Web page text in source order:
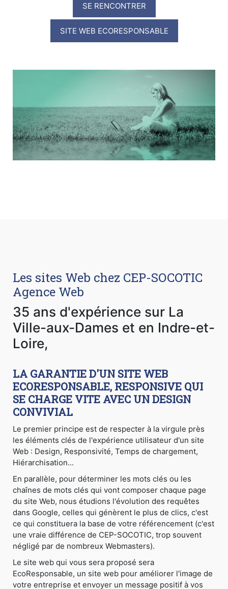
SE RENCONTRER
SITE WEB ECORESPONSABLE
Les sites Web chez CEP-SOCOTIC
Agence Web
35 ans d'expérience sur La
Ville-aux-Dames et en Indre-et-
Loire,
LA GARANTIE D'UN SITE WEB
ECORESPONSABLE, RESPONSIVE QUI
SE CHARGE VITE AVEC UN DESIGN
CONVIVIAL
Le premier principe est de respecter à la virgule près
les éléments clés de l'expérience utilisateur d'un site
Web : Design, Responsivité, Temps de chargement,
Hiérarchisation...
En parallèle, pour déterminer les mots clés ou les
chaînes de mots clés qui vont composer chaque page
du site Web, nous étudions l'évolution des requêtes
dans Google, celles qui génèrent le plus de clics, c'est
ce qui constituera la base de votre référencement (c'est
une vraie différence de CEP-SOCOTIC, trop souvent
négligé par de nombreux Webmasters).
Le site web qui vous sera proposé sera
EcoResponsable, un site web pour améliorer l'image de
votre entreprise et envoyer un message positif à vos